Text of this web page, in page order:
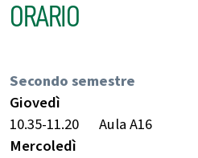
ORARIO
Secondo semestre
Giovedì
10.35-11.20
Aula A16
Mercoledì